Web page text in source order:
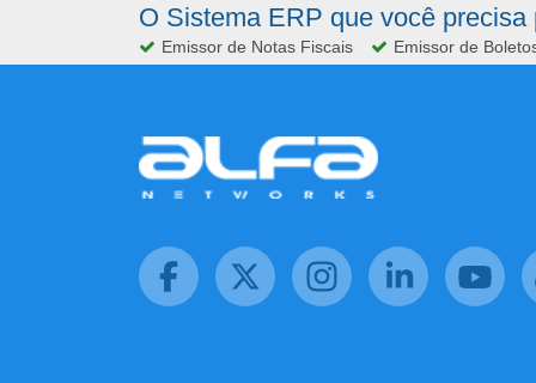
O Sistema ERP que você
Emissor de Notas Fiscais Emissor de